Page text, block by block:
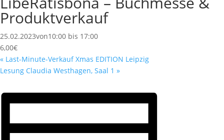
Produktverkauf
25.02.2023von10:00 bis 17:00
6,00€
« Last-Minute-Verkauf Xmas EDITION Leipzig
Lesung Claudia Westhagen, Saal 1 »